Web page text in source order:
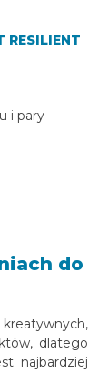
i pary
do
dlatego
najbardziej